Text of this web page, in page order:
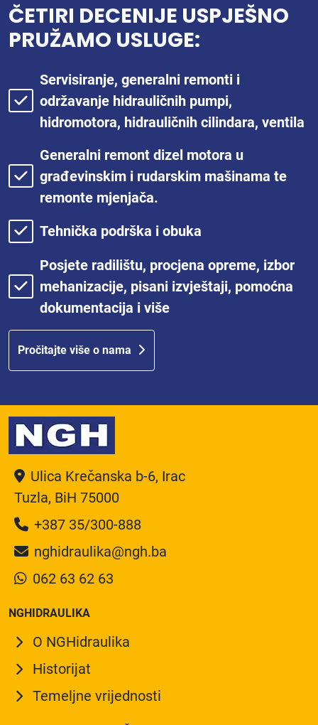
ČETIRI DECENIJE USPJEŠNO
PRUŽAMO USLUGE:
Servisiranje, generalni remonti i
održavanje hidrauličnih pumpi,
hidromotora, hidrauličnih cilindara, ventila
Generalni remont dizel motora u
građevinskim i rudarskim mašinama te
remonte mjenjača.
Tehnička podrška i obuka
Posjete radilištu, procjena opreme, izbor
mehanizacije, pisani izvještaji, pomoćna
dokumentacija i više
Pročitajte više o nama
Ulica Krečanska b-6, Irac
Tuzla, BiH 75000
+387 35/300-888
nghidraulika@ngh.ba
062 63 62 63
NGHIDRAULIKA
O NGHidraulika
Historijat
Temeljne vrijednosti